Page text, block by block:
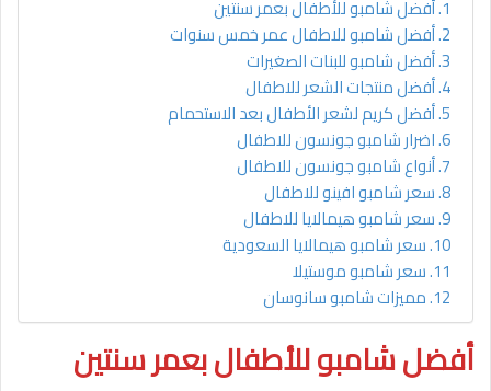
أفضل شامبو للأطفال بعمر سنتين
أفضل شامبو للاطفال عمر خمس سنوات
أفضل شامبو للبنات الصغيرات
أفضل منتجات الشعر للاطفال
أفضل كريم لشعر الأطفال بعد الاستحمام
اضرار شامبو جونسون للاطفال
أنواع شامبو جونسون للاطفال
سعر شامبو افينو للاطفال
سعر شامبو هيمالايا للاطفال
سعر شامبو هيمالايا السعودية
سعر شامبو موستيلا
مميزات شامبو سانوسان
أفضل شامبو للأطفال بعمر سنتين